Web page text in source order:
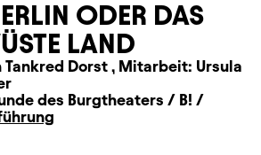
ODER DAS
LAND
Tankred Dorst , Mitarbeit: Ursula
des Burgtheaters / B! /